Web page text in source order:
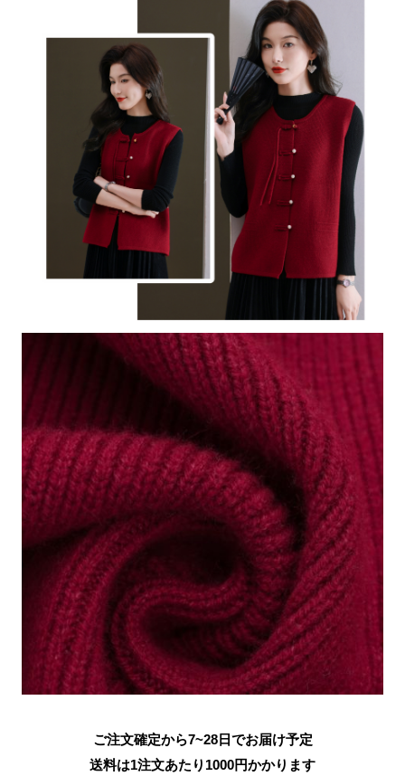
ご注文確定から7~28日でお届け予定
送料は1注文あたり 1000円かかります